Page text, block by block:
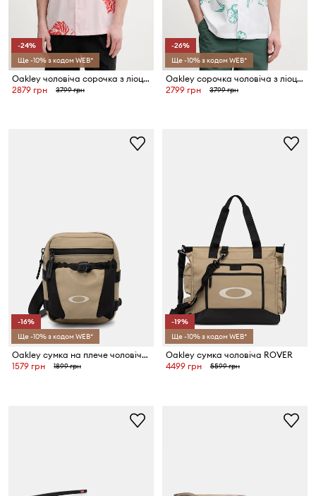
-24%
Ще -10% з кодом WEB*
Oakley чоловіча сорочка з ліоцелем HIBISCUS BREEZE
2879 грн
3799 грн
-26%
Ще -10% з кодом WEB*
Oakley сорочка чоловіча з ліоцелем HIBISCUS BREEZE
2799 грн
3799 грн
-16%
Ще -10% з кодом WEB*
Oakley сумка на плече чоловіча ROVER
1579 грн
1899 грн
-19%
Ще -10% з кодом WEB*
Oakley сумка чоловіча ROVER
4499 грн
5599 грн